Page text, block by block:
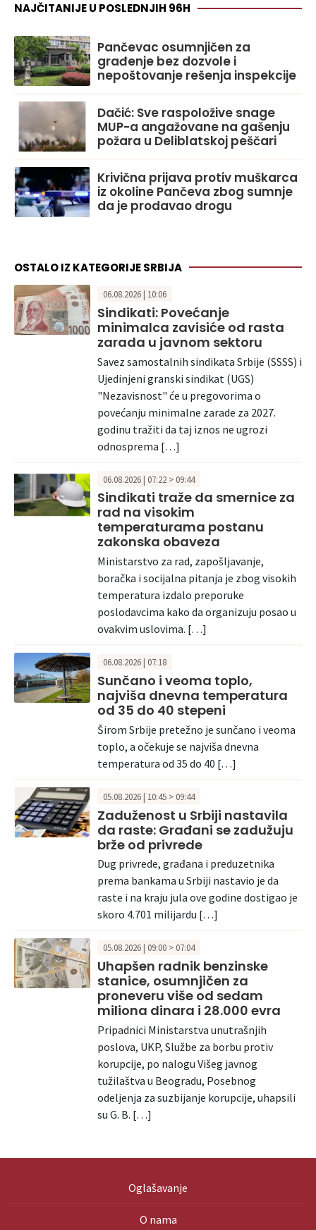
NAJČITANIJE U POSLEDNJIH 96H
Pančevac osumnjičen za
građenje bez dozvole i
nepoštovanje rešenja inspekcije
Dačić: Sve raspoložive snage
MUP-a angažovane na gašenju
požara u Deliblatskoj peščari
Krivična prijava protiv muškarca
iz okoline Pančeva zbog sumnje
da je prodavao drogu
OSTALO IZ KATEGORIJE SRBIJA
06.08.2026 | 10:06
Sindikati: Povećanje
minimalca zavisiće od rasta
zarada u javnom sektoru
Savez samostalnih sindikata Srbije (SSSS) i
Ujedinjeni granski sindikat (UGS)
"Nezavisnost" će u pregovorima o
povećanju minimalne zarade za 2027.
godinu tražiti da taj iznos ne ugrozi
odnosprema […]
06.08.2026 | 07:22 > 09:44
Sindikati traže da smernice za
rad na visokim
temperaturama postanu
zakonska obaveza
Ministarstvo za rad, zapošljavanje,
boračka i socijalna pitanja je zbog visokih
temperatura izdalo preporuke
poslodavcima kako da organizuju posao u
ovakvim uslovima. […]
06.08.2026 | 07:18
Sunčano i veoma toplo,
najviša dnevna temperatura
od 35 do 40 stepeni
Širom Srbije pretežno je sunčano i veoma
toplo, a očekuje se najviša dnevna
temperatura od 35 do 40 […]
05.08.2026 | 10:45 > 09:44
Zaduženost u Srbiji nastavila
da raste: Građani se zadužuju
brže od privrede
Dug privrede, građana i preduzetnika
prema bankama u Srbiji nastavio je da
raste i na kraju jula ove godine dostigao je
skoro 4.701 milijardu […]
05.08.2026 | 09:00 > 07:04
Uhapšen radnik benzinske
stanice, osumnjičen za
proneveru više od sedam
miliona dinara i 28.000 evra
Pripadnici Ministarstva unutrašnjih
poslova, UKP, Službe za borbu protiv
korupcije, po nalogu Višeg javnog
tužilaštva u Beogradu, Posebnog
odeljenja za suzbijanje korupcije, uhapsili
su G. B. […]
Oglašavanje
O nama